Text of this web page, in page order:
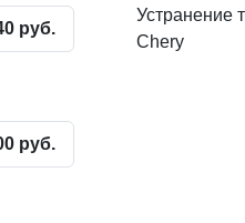
руб.
Устранение
Chery
руб.